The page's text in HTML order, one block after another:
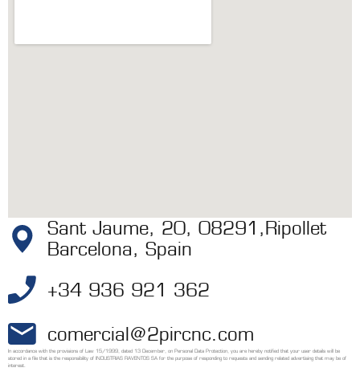
Sant Jaume, 20, 08291,Ripollet
Barcelona, Spain
+34 936 921 362
comercial@2pircnc.com
In accordance with the provisions of Law 15/1999, dated 13 December, on Personal Data Protection, you are hereby notified that your user details will be
stored in a file that is the responsibility of INDUSTRIAS RAVENTOS SA for the purpose of responding to requests and sending related advertising that may be of
interest.